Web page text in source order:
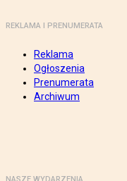
REKLAMA I PRENUMERATA
Reklama
Ogłoszenia
Prenumerata
Archiwum